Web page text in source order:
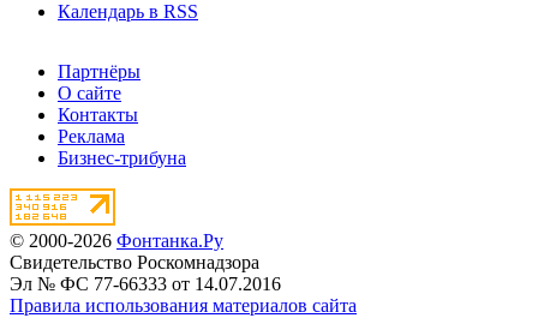
Календарь в RSS
Партнёры
О сайте
Контакты
Реклама
Бизнес-трибуна
© 2000-2026 Фонтанка.Ру
Свидетельство Роскомнадзора
Эл № ФС 77-66333 от 14.07.2016
Правила использования материалов сайта